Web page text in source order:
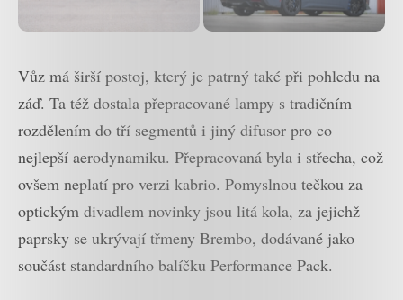
Vůz má širší postoj, který je patrný také při pohledu na
záď. Ta též dostala přepracované lampy s tradičním
rozdělením do tří segmentů i jiný difusor pro co
nejlepší aerodynamiku. Přepracovaná byla i střecha, což
ovšem neplatí pro verzi kabrio. Pomyslnou tečkou za
optickým divadlem novinky jsou litá kola, za jejichž
paprsky se ukrývají třmeny Brembo, dodávané jako
součást standardního balíčku Performance Pack.